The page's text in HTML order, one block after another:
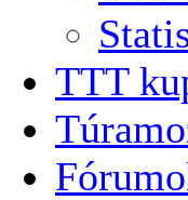
TTT